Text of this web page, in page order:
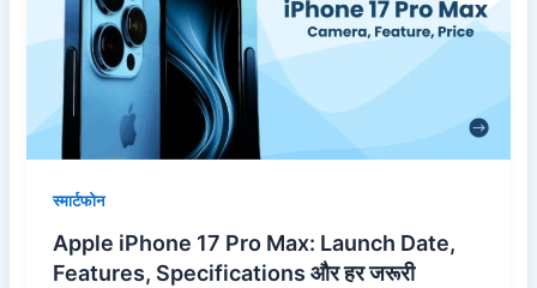
स्मार्टफोन
Apple iPhone 17 Pro Max: Launch Date,
Features, Specifications और हर जरूरी
Max:
Launch
Date,
Features,
Specifications
और
जानकारी